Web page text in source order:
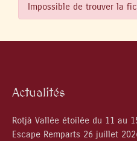
Impossible de trouver la
Actualités
Rotjà Vallée étoilée du 11 au
Escape Remparts 26 juillet